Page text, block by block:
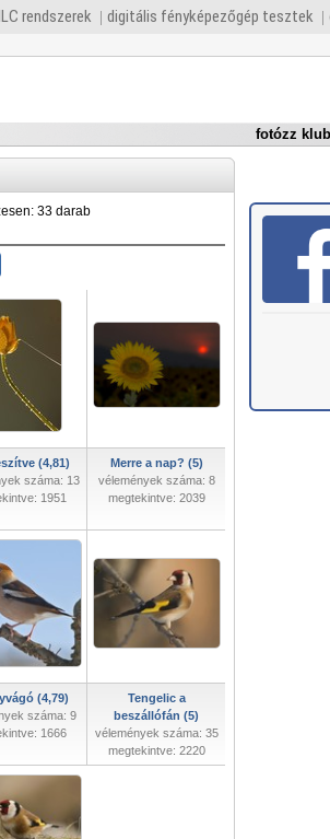
rendszerek digitális fényképezőgép tesztek
fotózz klub
33 darab
(4,81)
száma: 13
1951
Merre a nap? (5)
vélemények száma: 8
megtekintve: 2039
(4,79)
száma: 9
1666
Tengelic a
beszállófán (5)
vélemények száma: 35
megtekintve: 2220